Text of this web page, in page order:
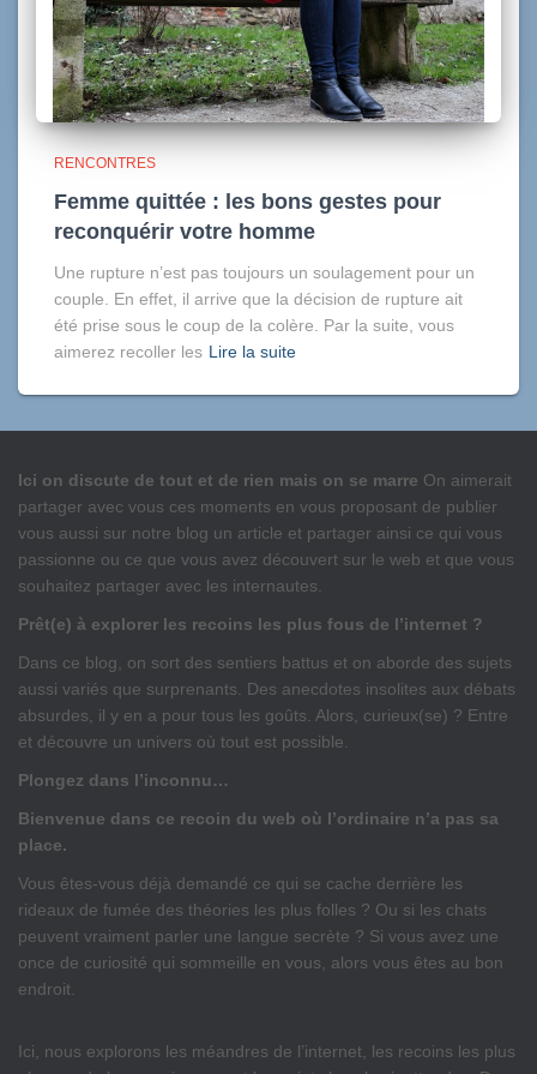
RENCONTRES
Femme quittée : les bons gestes pour
reconquérir votre homme
Une rupture n’est pas toujours un soulagement pour un
couple. En effet, il arrive que la décision de rupture ait
été prise sous le coup de la colère. Par la suite, vous
aimerez recoller les Lire la suite
Ici on discute de tout et de rien mais on se marre On aimerait
partager avec vous ces moments en vous proposant de publier
vous aussi sur notre blog un article et partager ainsi ce qui vous
passionne ou ce que vous avez découvert sur le web et que vous
souhaitez partager avec les internautes.
Prêt(e) à explorer les recoins les plus fous de l’internet ?
Dans ce blog, on sort des sentiers battus et on aborde des sujets
aussi variés que surprenants. Des anecdotes insolites aux débats
absurdes, il y en a pour tous les goûts. Alors, curieux(se) ? Entre
et découvre un univers où tout est possible.
Plongez dans l’inconnu…
Bienvenue dans ce recoin du web où l’ordinaire n’a pas sa
place.
Vous êtes-vous déjà demandé ce qui se cache derrière les
rideaux de fumée des théories les plus folles ? Ou si les chats
peuvent vraiment parler une langue secrète ? Si vous avez une
once de curiosité qui sommeille en vous, alors vous êtes au bon
endroit.
Ici, nous explorons les méandres de l’internet, les recoins les plus